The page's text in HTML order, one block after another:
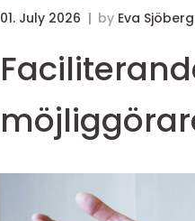
01. July 2026 by Eva Sjöberg